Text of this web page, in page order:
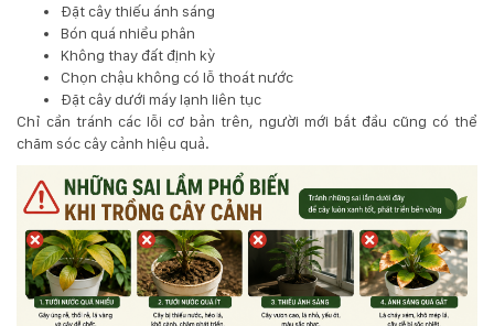
Đặt cây thiếu ánh sáng
Bón quá nhiều phân
Không thay đất định kỳ
Chọn chậu không có lỗ thoát nước
Đặt cây dưới máy lạnh liên tục
Chỉ cần tránh các lỗi cơ bản trên, người mới bắt đầu cũng có thể
chăm sóc cây cảnh hiệu quả.